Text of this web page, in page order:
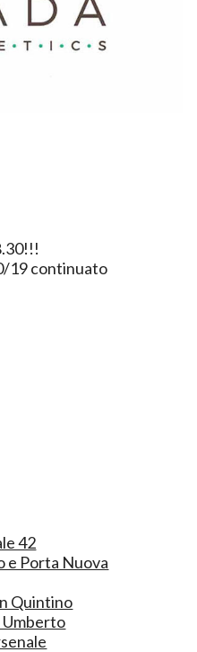
19 continuato
42
e Porta Nuova
Quintino